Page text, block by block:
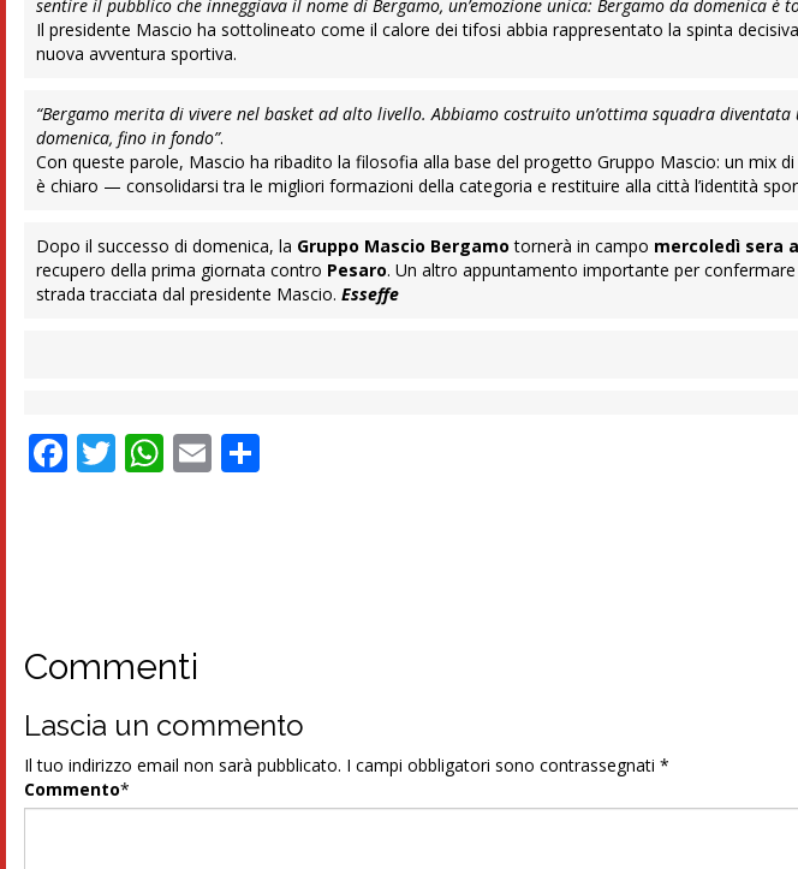
sentire il pubblico che inneggiava il nome di Bergamo, un’emozione unica: Bergamo da domenica è
Il presidente Mascio ha sottolineato come il calore dei tifosi abbia rappresentato la spinta
nuova avventura sportiva.
“Bergamo merita di vivere nel basket ad alto livello. Abbiamo costruito un’ottima squadra
domenica, fino in fondo”.
Con queste parole, Mascio ha ribadito la filosofia alla base del progetto Gruppo Mascio: un mix
è chiaro — consolidarsi tra le migliori formazioni della categoria e restituire alla città l’identità
Dopo il successo di domenica, la Gruppo Mascio Bergamo tornerà in campo mercoledì sera
recupero della prima giornata contro Pesaro. Un altro appuntamento importante per
strada tracciata dal presidente Mascio.Esseffe
Facebook
Twitter
WhatsApp
Email
Commenti
Lascia un commento
Il tuo indirizzo email non sarà pubblicato. I campi obbligatori sono contrassegnati*
Commento*